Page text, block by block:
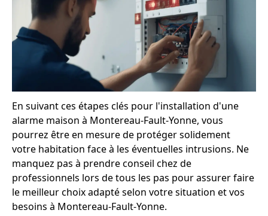
En suivant ces étapes clés pour l'installation d'une
alarme maison à Montereau-Fault-Yonne, vous
pourrez être en mesure de protéger solidement
votre habitation face à les éventuelles intrusions. Ne
manquez pas à prendre conseil chez de
professionnels lors de tous les pas pour assurer faire
le meilleur choix adapté selon votre situation et vos
besoins à Montereau-Fault-Yonne.